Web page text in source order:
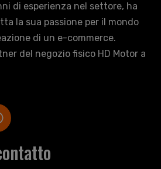
di esperienza nel settore, ha
la sua passione per il mondo
di un e-commerce.
del negozio fisico HD Motor a